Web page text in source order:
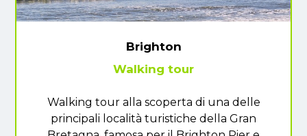
Brighton
Walking tour
Walking tour alla scoperta di una delle
principali località turistiche della Gran